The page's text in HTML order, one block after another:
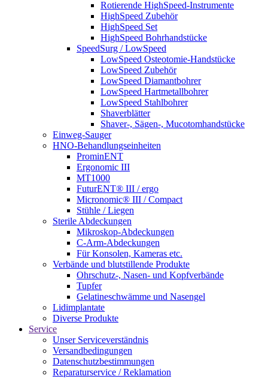
Rotierende HighSpeed-Instrumente
HighSpeed Zubehör
HighSpeed Set
HighSpeed Bohrhandstücke
SpeedSurg / LowSpeed
LowSpeed Osteotomie-Handstücke
LowSpeed Zubehör
LowSpeed Diamantbohrer
LowSpeed Hartmetallbohrer
LowSpeed Stahlbohrer
Shaverblätter
Shaver-, Sägen-, Mucotomhandstücke
Einweg-Sauger
HNO-Behandlungseinheiten
ProminENT
Ergonomic III
MT1000
FuturENT® III / ergo
Micronomic® III / Compact
Stühle / Liegen
Sterile Abdeckungen
Mikroskop-Abdeckungen
C-Arm-Abdeckungen
Für Konsolen, Kameras etc.
Verbände und blutstillende Produkte
Ohrschutz-, Nasen- und Kopfverbände
Tupfer
Gelatineschwämme und Nasengel
Lidimplantate
Diverse Produkte
Service
Unser Serviceverständnis
Versandbedingungen
Datenschutzbestimmungen
Reparaturservice / Reklamation